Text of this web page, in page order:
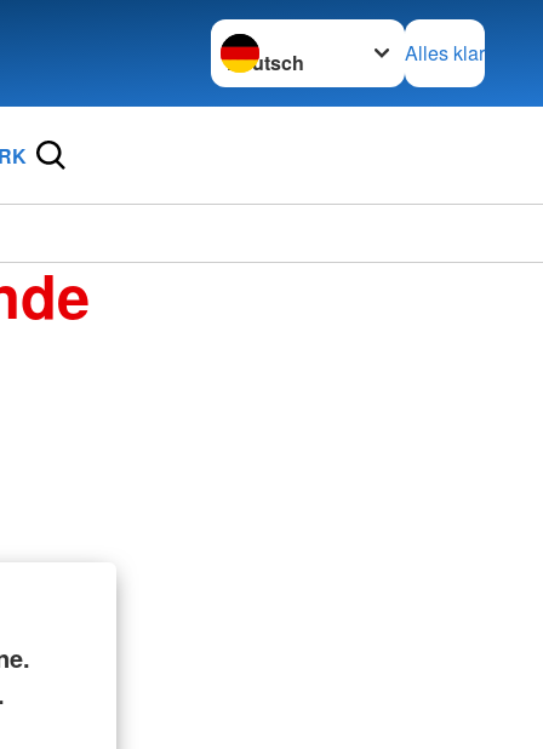
Sprache wechseln zu
Alles klar